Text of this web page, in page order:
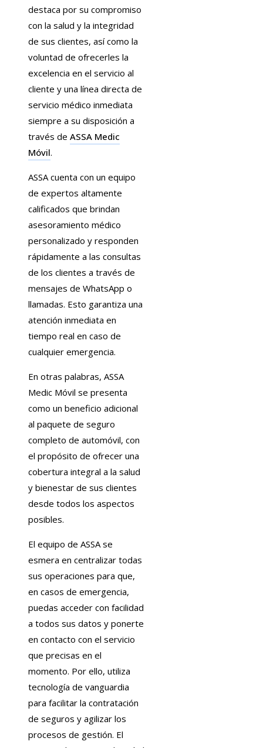
destaca por su compromiso
con la salud y la integridad
de sus clientes, así como la
voluntad de ofrecerles la
excelencia en el servicio al
cliente y una línea directa de
servicio médico inmediata
siempre a su disposición a
través de ASSA Medic
Móvil.
ASSA cuenta con un equipo
de expertos altamente
calificados que brindan
asesoramiento médico
personalizado y responden
rápidamente a las consultas
de los clientes a través de
mensajes de WhatsApp o
llamadas. Esto garantiza una
atención inmediata en
tiempo real en caso de
cualquier emergencia.
En otras palabras, ASSA
Medic Móvil se presenta
como un beneficio adicional
al paquete de seguro
completo de automóvil, con
el propósito de ofrecer una
cobertura integral a la salud
y bienestar de sus clientes
desde todos los aspectos
posibles.
El equipo de ASSA se
esmera en centralizar todas
sus operaciones para que,
en casos de emergencia,
puedas acceder con facilidad
a todos sus datos y ponerte
en contacto con el servicio
que precisas en el
momento. Por ello, utiliza
tecnología de vanguardia
para facilitar la contratación
de seguros y agilizar los
procesos de gestión. El